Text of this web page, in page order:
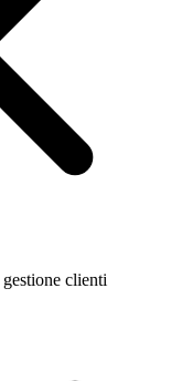
gestione clienti